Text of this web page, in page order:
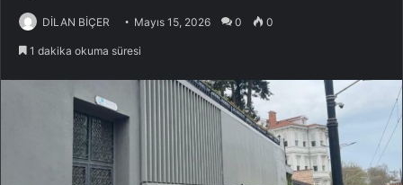
DİLAN BİÇER Mayıs 15, 2026 0 0
1 dakika okuma süresi